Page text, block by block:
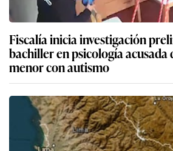
Fiscalía inicia investigación
bachiller en psicología acusada
menor con autismo